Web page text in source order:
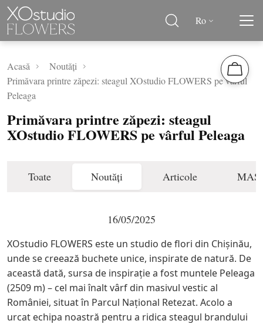
Ro
Acasă
Noutăți
Primăvara printre zăpezi: steagul XOstudio FLOWERS pe vârful
Peleaga
Primăvara printre zăpezi: steagul
XOstudio FLOWERS pe vârful Peleaga
Toate Noutăți Articole
16/05/2025
XOstudio FLOWERS este un studio de flori din Chișinău,
unde se creează buchete unice, inspirate de natură. De
această dată, sursa de inspirație a fost muntele Peleaga
(2509 m) – cel mai înalt vârf din masivul vestic al
României, situat în Parcul Național Retezat. Acolo a
urcat echipa noastră pentru a ridica steagul brandului